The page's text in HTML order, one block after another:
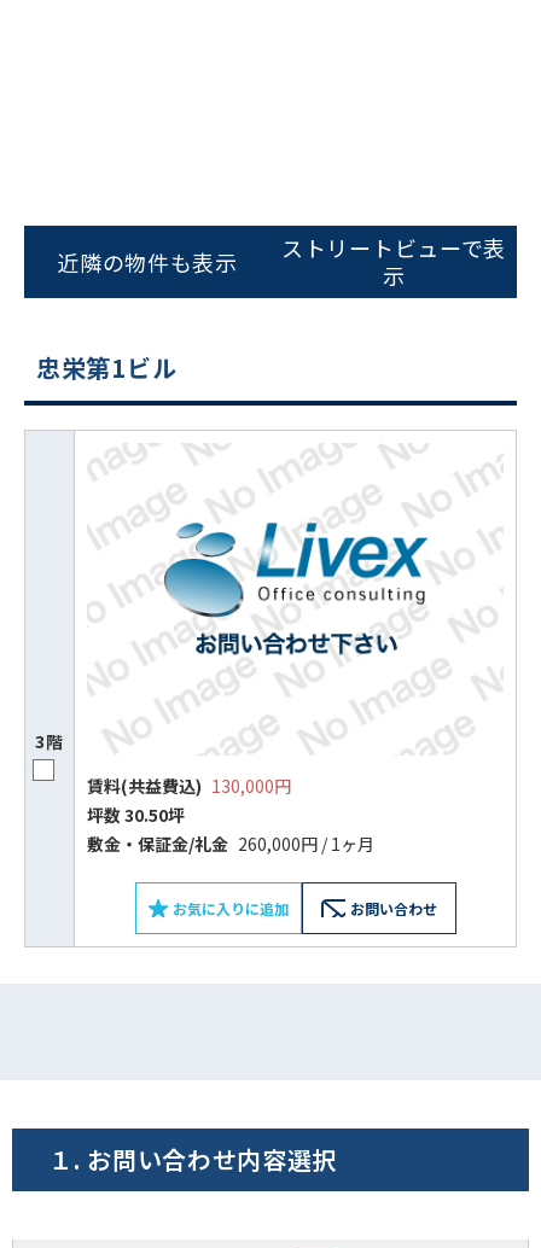
近隣の物件も表示
ストリートビューで表
示
忠栄第1ビル
3階
賃料(共益費込) 130,000円
坪数 30.50坪
敷⾦‧保証⾦/礼⾦ 260,000円 / 1ヶ月
お気に入りに追加 お問い合わせ
ビルコード：172272
をお伝えいただくと
スムーズにご案内できます
フォームでお問い合わせ
１. お問い合わせ内容選択